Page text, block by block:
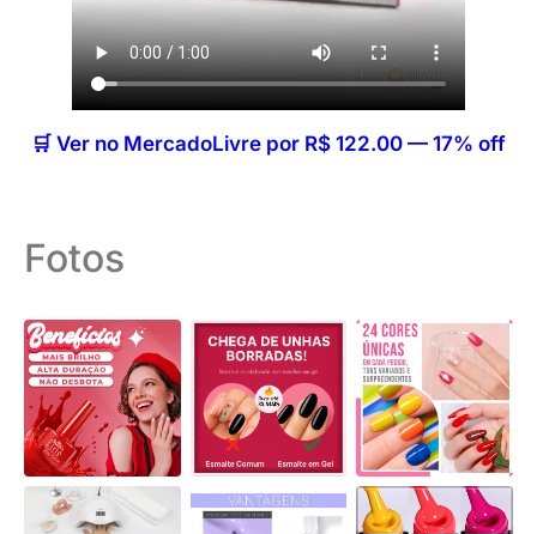
🛒 Ver no MercadoLivre por R$ 122.00 — 17% off
Fotos